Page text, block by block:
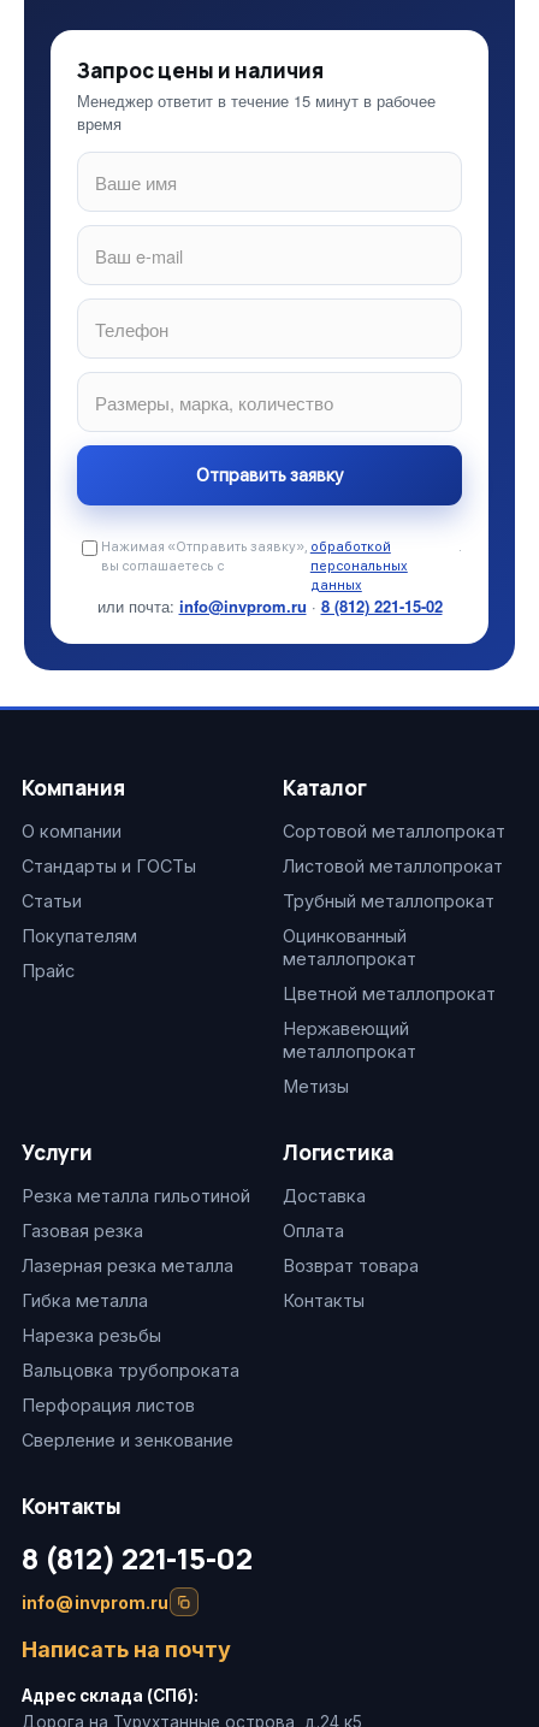
Запрос цены и наличия
Менеджер ответит в течение 15 минут в рабочее
время
Нажимая «Отправить заявку»,
вы соглашаетесь с
обработкой
персональных
данных
.
или почта: info@invprom.ru · 8 (812) 221-15-02
Компания
О компании
Стандарты и ГОСТы
Статьи
Покупателям
Прайс
Каталог
Сортовой металлопрокат
Листовой металлопрокат
Трубный металлопрокат
Оцинкованный
металлопрокат
Цветной металлопрокат
Нержавеющий
металлопрокат
Метизы
Услуги
Резка металла гильотиной
Газовая резка
Лазерная резка металла
Гибка металла
Нарезка резьбы
Вальцовка трубопроката
Перфорация листов
Сверление и зенкование
Логистика
Доставка
Оплата
Возврат товара
Контакты
Контакты
8 (812) 221-15-02
info@invprom.ru
Написать на почту
Адрес склада (СПб):
Дорога на Турухтанные острова, д.24 к5